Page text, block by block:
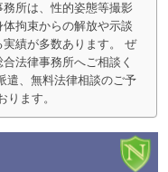
所は、性的姿態等撮影
拘束からの解放や示談
績が多数あります。 ぜ
法律事務所へご相談く
遣、無料法律相談のご予
ります。